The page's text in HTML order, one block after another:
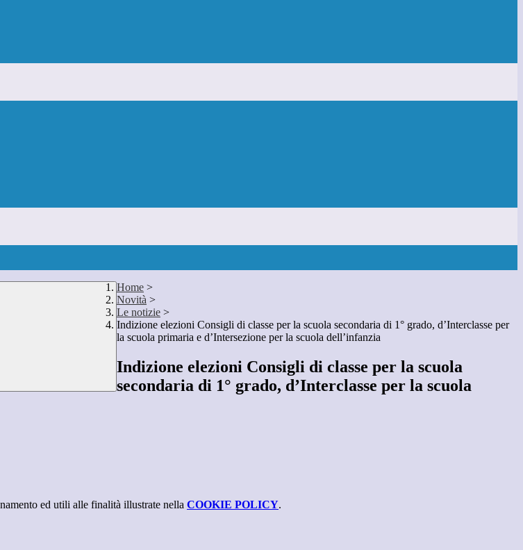
Home >
Novità >
Le notizie >
Indizione elezioni Consigli di classe per la scuola secondaria di 1° grado, d’Interclasse per
la scuola primaria e d’Intersezione per la scuola dell’infanzia
Indizione elezioni Consigli di classe per la scuola
secondaria di 1° grado, d’Interclasse per la scuola
ed utili alle finalità illustrate nella COOKIE POLICY.